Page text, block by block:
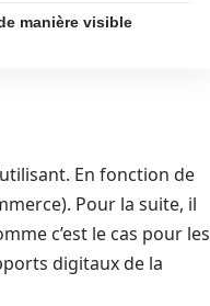
manière visible
En fonction de
Pour la suite, il
c’est le cas pour les
digitaux de la